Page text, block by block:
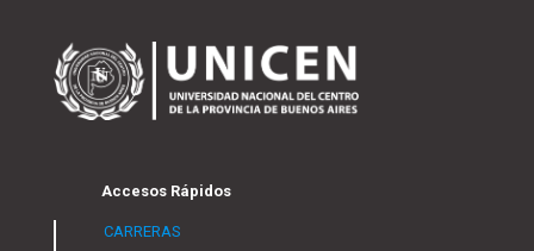
Accesos Rápidos
CARRERAS